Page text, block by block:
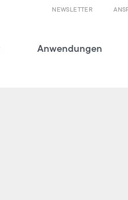
NEWSLETTER
Anwendungen